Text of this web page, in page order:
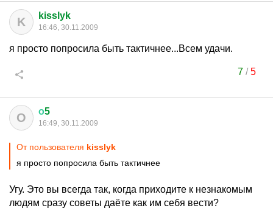
K kisslyk
16:46, 30.11.2009
я просто попросила быть тактичнее...Всем удачи.
7/5
О о5
16:49, 30.11.2009
От пользователя kisslyk
я просто попросила быть тактичнее
Угу. Это вы всегда так, когда приходите к незнакомым
людям сразу советы даёте как им себя вести?